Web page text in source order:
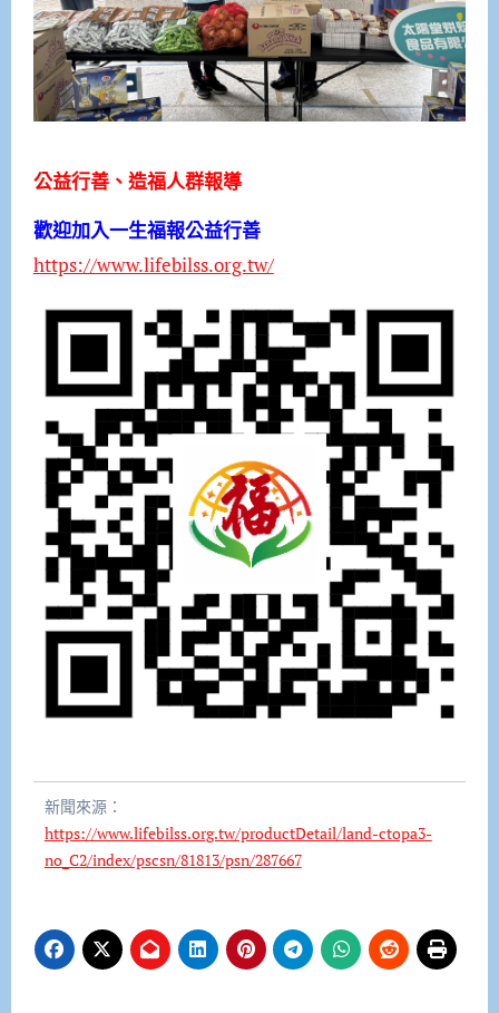
公益行善、造福人群報導
歡迎加入一生福報公益行善
https://www.lifebilss.org.tw/
新聞來源：
https://www.lifebilss.org.tw/productDetail/land-ctopa3-
no_C2/index/pscsn/81813/psn/287667